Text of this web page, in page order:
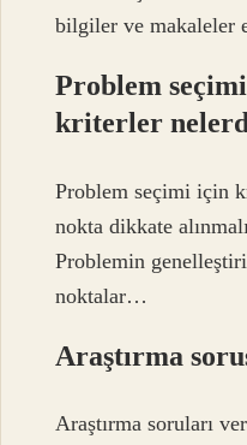
bilgiler ve makaleler
Problem
kriterler
Problem seçimi için
nokta dikkate
Problemin
noktalar…
Araştırma
Araştırma soruları